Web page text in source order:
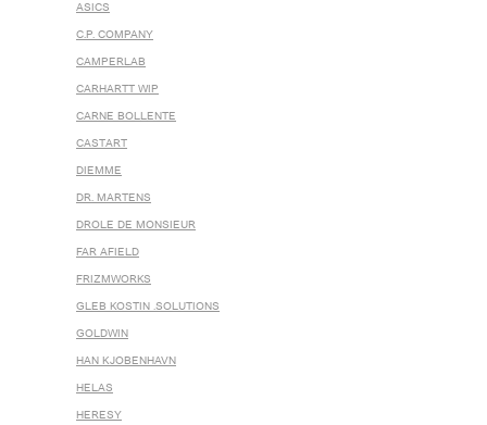
ASICS
C.P. COMPANY
CAMPERLAB
CARHARTT WIP
CARNE BOLLENTE
CASTART
DIEMME
DR. MARTENS
DROLE DE MONSIEUR
FAR AFIELD
FRIZMWORKS
GLEB KOSTIN .SOLUTIONS
GOLDWIN
HAN KJOBENHAVN
HELAS
HERESY